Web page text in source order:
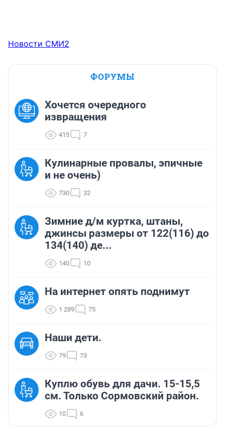
Новости СМИ2
ФОРУМЫ
Хочется очередного
извращения
415 7
Кулинарные провалы, эпичные
и не очень)
730 32
Зимние д/м куртка, штаны,
джинсы размеры от 122(116) до
134(140) де...
140 10
На интернет опять поднимут
1 289 75
Наши дети.
79 73
Куплю обувь для дачи. 15-15,5
см. Только Сормовский район.
10 6